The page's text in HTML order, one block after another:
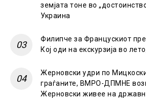
земјата тоне во
Украина
Филипче за Францускиот
Кој оди на екскурзија во
Жерновски удри по
граѓаните, ВМРО-ДПМНЕ
Жерновски живее на